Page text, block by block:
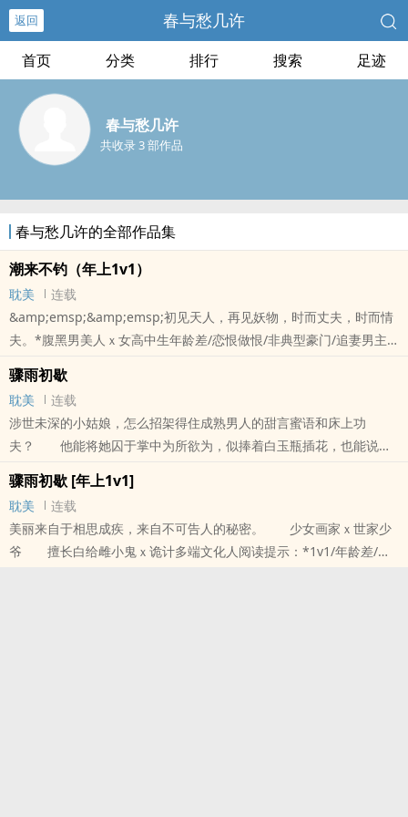
返回 春与愁几许
首页 分类 排行 搜索 足迹
春与愁几许
共收录 3 部作品
春与愁几许的全部作品集
潮来不钓（年上1v1）
耽美
连载
&amp;emsp;&amp;emsp;初见天人，再见妖物，时而丈夫，时而情
夫。*腹黑男美人ｘ女高中生年龄差/恋恨做恨/非典型豪门/追妻男主
本站提示：各位书友要是觉得《潮来不钓（年上1v1）》还不错的话
请不要忘记向您QQ群和微博里的朋友推荐哦！
骤雨初歇
耽美
连载
涉世未深的小姑娘，怎么招架得住成熟男人的甜言蜜语和床上功
夫？ 他能将她囚于掌中为所欲为，似捧着白玉瓶插花，也能说尽
不曾设想，他的小金丝雀会脱离掌控。 少女画家ｘ世家少爷
擅长白给雌小鬼ｘ诡计多端文化人阅读提示：*1v1/年龄差/养成/现实
向/狗血酸甜口*现代背景，文风偏古。*男主是绿茶，相当茶。微博@
春与愁几许
骤雨初歇 [年上1v1]
耽美
连载
美丽来自于相思成疾，来自不可告人的秘密。 少女画家ｘ世家少
爷 擅长白给雌小鬼ｘ诡计多端文化人阅读提示：*1v1/年龄差/养